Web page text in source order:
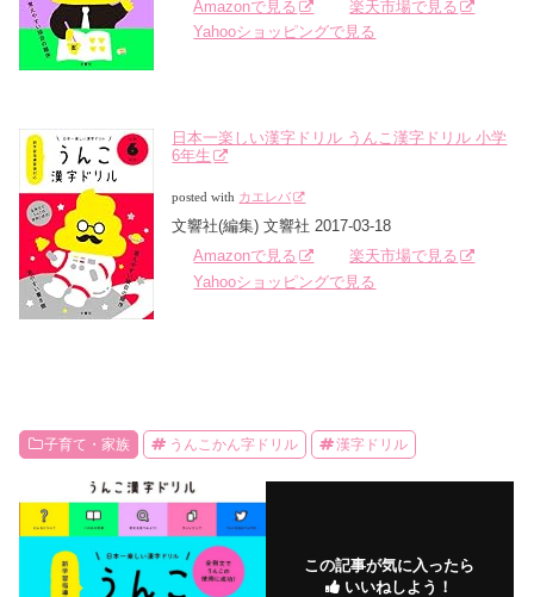
Amazonで見る
楽天市場で見る
Yahooショッピングで見る
日本一楽しい漢字ドリル うんこ漢字ドリル 小学
6年生
posted with カエレバ
文響社(編集) 文響社 2017-03-18
Amazonで見る
楽天市場で見る
Yahooショッピングで見る
子育て・家族 うんこかん字ドリル 漢字ドリル
この記事が気に入ったら
いいねしよう！